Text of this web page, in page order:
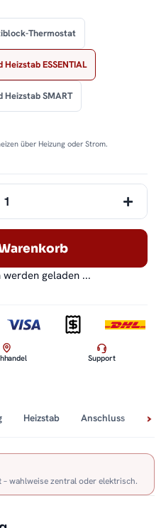
Thermostat
ESSENTIAL
SMART
über Heizung oder Strom.
geladen ...
Support
Heizstab Anschluss
wahlweise zentral oder elektrisch.